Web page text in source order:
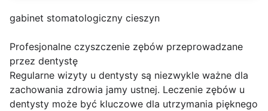
gabinet stomatologiczny cieszyn
Profesjonalne czyszczenie zębów przeprowadzane
przez dentystę
Regularne wizyty u dentysty są niezwykle ważne dla
zachowania zdrowia jamy ustnej. Leczenie zębów u
dentysty może być kluczowe dla utrzymania pięknego